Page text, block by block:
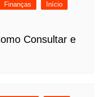
Finanças
Início
Consultar e